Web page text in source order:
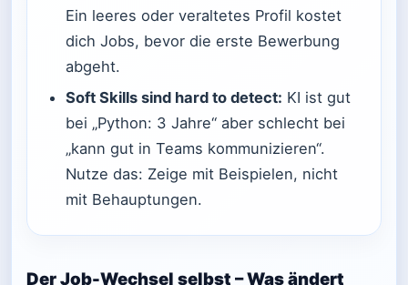
Ein leeres oder veraltetes Profil kostet
dich Jobs, bevor die erste Bewerbung
abgeht.
Soft Skills sind hard to detect: KI ist gut
bei „Python: 3 Jahre“ aber schlecht bei
„kann gut in Teams kommunizieren“.
Nutze das: Zeige mit Beispielen, nicht
mit Behauptungen.
Der Job-Wechsel selbst – Was ändert